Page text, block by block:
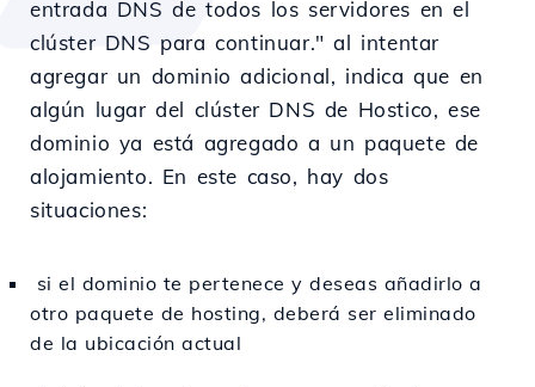
entrada DNS de todos los servidores en el
clúster DNS para continuar." al intentar
agregar un dominio adicional, indica que en
algún lugar del clúster DNS de Hostico, ese
dominio ya está agregado a un paquete de
alojamiento. En este caso, hay dos
situaciones:
si el dominio te pertenece y deseas añadirlo a
otro paquete de hosting, deberá ser eliminado
de la ubicación actual